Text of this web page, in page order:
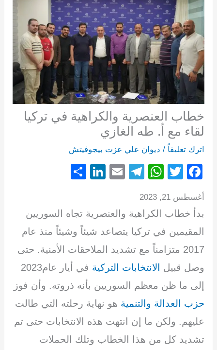
خطاب العنصرية والكراهية في تركيا
لقاء مع أ. طه الغازي
اترك تعليقاً / ديوان علي عزت بيجوفيتش
F
c
e
b
o
o
k
T
tt
er
W
at
s
A
p
p
T
gr
a
m
E
Li
e
dI
n
e
أغسطس 21, 2023
بدأ خطاب الكراهية والعنصرية تجاه السوريين
المقيمين في تركيا يتصاعد شيئاً وشيئاً منذ عام
2017 متزامناً مع تشديد الملاحقات الأمنية. حتى
وصل قبيل
الانتخابات التركية
إلى ما ظن معظم السوريين بأنه ذروته. وأن فوز
حزب العدالة والتنمية هو نهاية رحلته التي طالت
عليهم. ولكن ما إن انتهت هذه الانتخابات حتى تم
تشديد كل من هذا الخطاب وتلك الحملات